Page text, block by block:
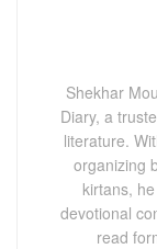
Shekhar
Diary, a
literature.
organizing
kirtans,
devotional
read